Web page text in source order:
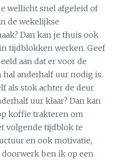
wellicht snel afgeleid of
de wekelijkse
Dan kan je thuis ook
tijdblokken werken. Geef
aan dat er voor de
anderhalf uur nodig is.
als stok achter de deur
uur klaar? Dan kan
koffie trakteren om
volgende tijdblok te
en ook motivatie,
ben ik op een